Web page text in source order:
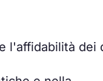
l'affidabilità dei